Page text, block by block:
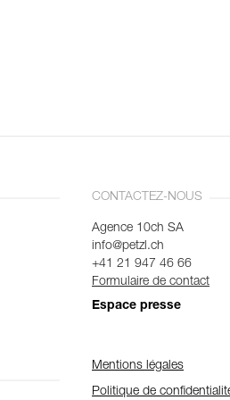
CONTACTEZ-NOUS
Agence 10ch SA
info@petzl.ch
+41 21 947 46 66
Formulaire de contact
Espace presse
Mentions légales
Politique de